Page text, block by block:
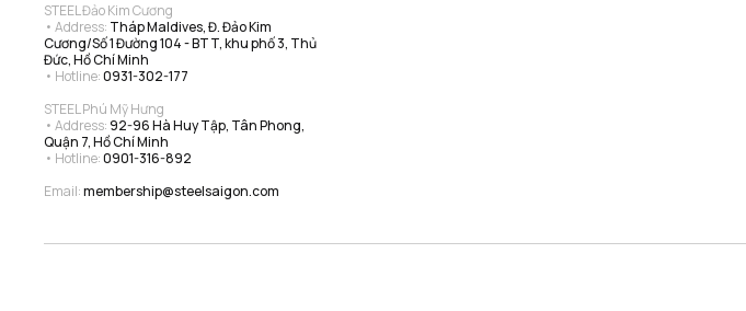
STEEL Đảo Kim Cương
• Address: Tháp Maldives, Đ. Đảo Kim
Cương/Số 1 Đường 104 - BTT, khu phố 3, Thủ
Đức, Hồ Chí Minh
• Hotline: 0931-302-177
STEEL Phú Mỹ Hưng
• Address: 92-96 Hà Huy Tập, Tân Phong,
Quận 7, Hồ Chí Minh
• Hotline: 0901-316-892
Email: membership@steelsaigon.com